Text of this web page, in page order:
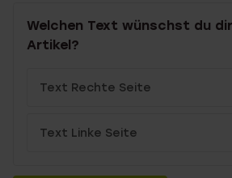
Welchen Text wünschst du
Artikel?